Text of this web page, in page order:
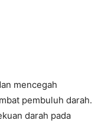
mencegah
pembuluh darah.
darah pada